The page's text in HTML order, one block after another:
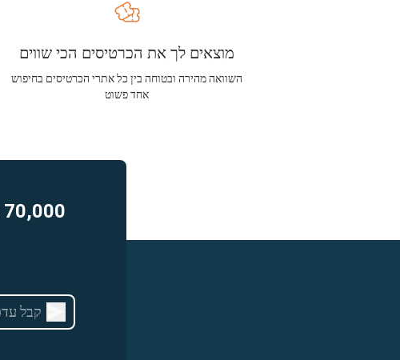
מוצאים לך את הכרטיסים הכי שווים
השוואה מהירה ובטוחה בין כל אתרי הכרטיסים בחיפוש
אחד פשוט
70,000